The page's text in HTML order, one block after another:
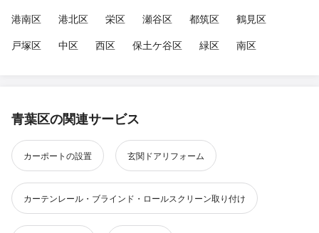
港南区
港北区 栄区 瀬谷区 都筑区
鶴見区
戸塚区
中区 西区 保土ケ谷区 緑区 南区
青葉区の関連サービス
カーポートの設置 玄関ドアリフォーム
カーテンレール・ブラインド・ロールスクリーン取り付け